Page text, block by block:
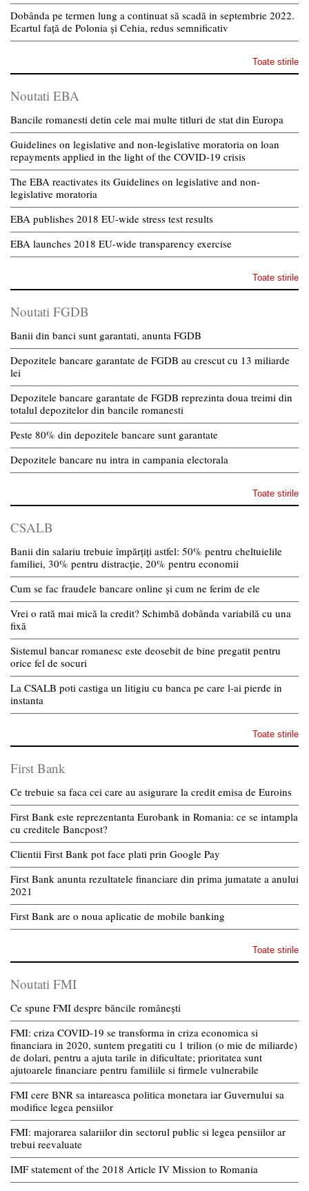
Dobânda pe termen lung a continuat să scadă in septembrie 2022.
Ecartul față de Polonia și Cehia, redus semnificativ
Toate stirile
Noutati EBA
Bancile romanesti detin cele mai multe titluri de stat din Europa
Guidelines on legislative and non-legislative moratoria on loan
repayments applied in the light of the COVID-19 crisis
The EBA reactivates its Guidelines on legislative and non-
legislative moratoria
EBA publishes 2018 EU-wide stress test results
EBA launches 2018 EU-wide transparency exercise
Toate stirile
Noutati FGDB
Banii din banci sunt garantati, anunta FGDB
Depozitele bancare garantate de FGDB au crescut cu 13 miliarde
lei
Depozitele bancare garantate de FGDB reprezinta doua treimi din
totalul depozitelor din bancile romanesti
Peste 80% din depozitele bancare sunt garantate
Depozitele bancare nu intra in campania electorala
Toate stirile
CSALB
Banii din salariu trebuie împărțiți astfel: 50% pentru cheltuielile
familiei, 30% pentru distracție, 20% pentru economii
Cum se fac fraudele bancare online și cum ne ferim de ele
Vrei o rată mai mică la credit? Schimbă dobânda variabilă cu una
fixă
Sistemul bancar romanesc este deosebit de bine pregatit pentru
orice fel de socuri
La CSALB poti castiga un litigiu cu banca pe care l-ai pierde in
instanta
Toate stirile
First Bank
Ce trebuie sa faca cei care au asigurare la credit emisa de Euroins
First Bank este reprezentanta Eurobank in Romania: ce se intampla
cu creditele Bancpost?
Clientii First Bank pot face plati prin Google Pay
First Bank anunta rezultatele financiare din prima jumatate a anului
2021
First Bank are o noua aplicatie de mobile banking
Toate stirile
Noutati FMI
Ce spune FMI despre băncile românești
FMI: criza COVID-19 se transforma in criza economica si
financiara in 2020, suntem pregatiti cu 1 trilion (o mie de miliarde)
de dolari, pentru a ajuta tarile in dificultate; prioritatea sunt
ajutoarele financiare pentru familiile si firmele vulnerabile
FMI cere BNR sa intareasca politica monetara iar Guvernului sa
modifice legea pensiilor
FMI: majorarea salariilor din sectorul public si legea pensiilor ar
trebui reevaluate
IMF statement of the 2018 Article IV Mission to Romania